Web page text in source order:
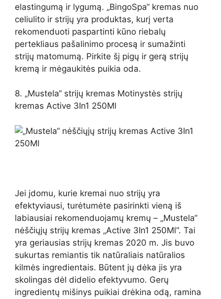
elastingumą ir lygumą. „BingoSpa“ kremas nuo
celiulito ir strijų yra produktas, kurį verta
rekomenduoti paspartinti kūno riebalų
pertekliaus pašalinimo procesą ir sumažinti
strijų matomumą. Pirkite šį pigų ir gerą strijų
kremą ir mėgaukitės puikia oda.
8. „Mustela“ strijų kremas Motinystės strijų
kremas Active 3In1 250Ml
Jei įdomu, kurie kremai nuo strijų yra
efektyviausi, turėtumėte pasirinkti vieną iš
labiausiai rekomenduojamų kremų – „Mustela“
nėščiųjų strijų kremas „Active 3In1 250Ml“. Tai
yra geriausias strijų kremas 2020 m. Jis buvo
sukurtas remiantis tik natūraliais natūralios
kilmės ingredientais. Būtent jų dėka jis yra
skolingas dėl didelio efektyvumo. Gerų
ingredientų mišinys puikiai drėkina odą, ramina